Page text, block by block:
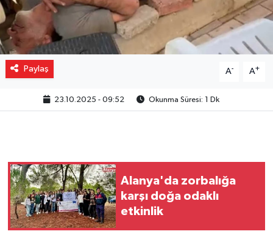
Paylaş A- A+
23.10.2025 - 09:52 Okunma Süresi: 1 Dk
Alanya'da zorbalığa
karşı doğa odaklı
etkinlik
Turizm